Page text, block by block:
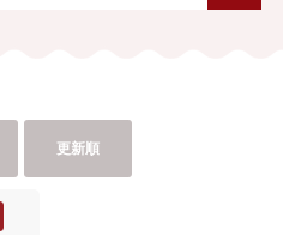
更新順